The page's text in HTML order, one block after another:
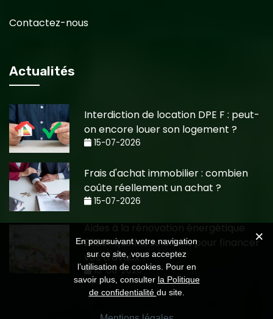
Contactez-nous
Actualités
Interdiction de location DPE F : peut-
on encore louer son logement ?
15-07-2026
Frais d'achat immobilier : combien
coûte réellement un achat ?
15-07-2026
Aides à la rénovation énergétique
2026 : quelles solutions pour financer
vos travaux ?
10-06-2026
En poursuivant votre navigation
sur ce site, vous acceptez
l’utilisation de cookies. Pour en
savoir plus, consulter la Politique
de confidentialité du site.